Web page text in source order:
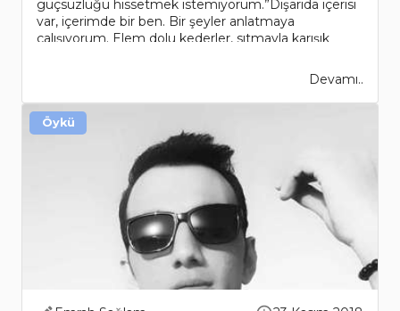
güçsüzlüğü hissetmek istemiyorum.”Dışarıda içerisi
var, içerimde bir ben. Bir şeyler anlatmaya
çalışıyorum. Elem dolu kederler, sıtmayla karışık
Devamı..
Öykü